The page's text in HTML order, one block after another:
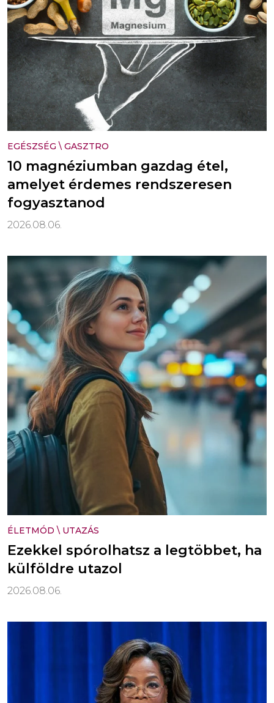
EGÉSZSÉG \ GASZTRO
10 magnéziumban gazdag étel,
amelyet érdemes rendszeresen
fogyasztanod
2026.08.06.
ÉLETMÓD \ UTAZÁS
Ezekkel spórolhatsz a legtöbbet, ha
külföldre utazol
2026.08.06.